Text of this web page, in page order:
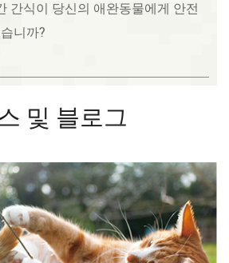
간식이 당신의 애완동물에게 안전
니까?
및 블로그